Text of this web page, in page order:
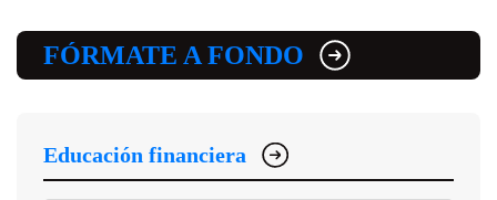
FÓRMATE A FONDO
Educación financiera